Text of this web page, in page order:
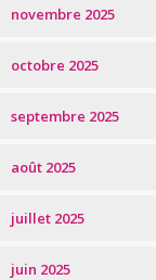
novembre 2025
octobre 2025
septembre 2025
août 2025
juillet 2025
juin 2025